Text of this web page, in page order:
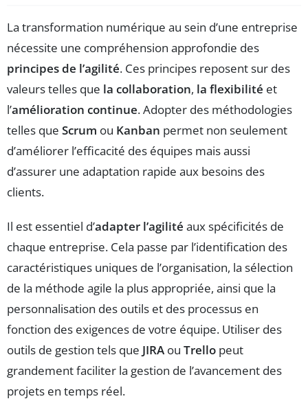
La transformation numérique au sein d’une entreprise
nécessite une compréhension approfondie des
principes de l’agilité. Ces principes reposent sur des
valeurs telles que la collaboration, la flexibilité et
l’amélioration continue. Adopter des méthodologies
telles que Scrum ou Kanban permet non seulement
d’améliorer l’efficacité des équipes mais aussi
d’assurer une adaptation rapide aux besoins des
clients.
Il est essentiel d’adapter l’agilité aux spécificités de
chaque entreprise. Cela passe par l’identification des
caractéristiques uniques de l’organisation, la sélection
de la méthode agile la plus appropriée, ainsi que la
personnalisation des outils et des processus en
fonction des exigences de votre équipe. Utiliser des
outils de gestion tels que JIRA ou Trello peut
grandement faciliter la gestion de l’avancement des
projets en temps réel.